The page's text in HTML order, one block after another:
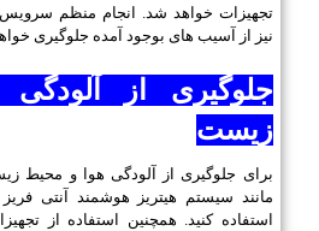
تجهیزات خواهد شد. انجام منظم
نیز از آسیب های بوجود آمده جلوگیری
جلوگیری از
زیست
برای جلوگیری از آلودگی هوا و محیط
مانند سیستم هیتریز هوشمند آنتی
استفاده کنید. همچنین استفاده از